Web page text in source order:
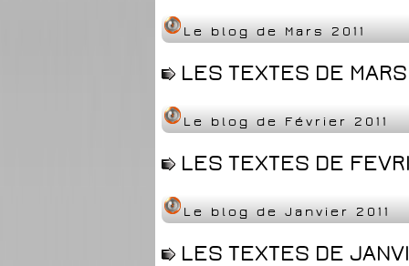
Le blog de Mars 2011
LES TEXTES DE
Le blog de Février 2011
LES TEXTES DE
Le blog de Janvier 2011
LES TEXTES DE